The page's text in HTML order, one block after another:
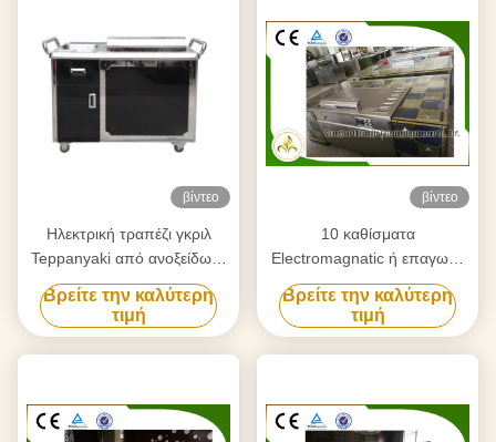
βίντεο
Ηλεκτρική τραπέζι γκριλ
Teppanyaki από ανοξείδωτο
χάλυβα 304 380V
Βρείτε την καλύτερη
τιμή
βίντεο
10 καθίσματα
Electromagnatic ή επαγωγή
που θερμαίνει την ιαπωνική
μορφή επιτραπέζιων
ορθογωνίων σχαρών
Teppanyaki
Βρείτε την καλύτερη
τιμή